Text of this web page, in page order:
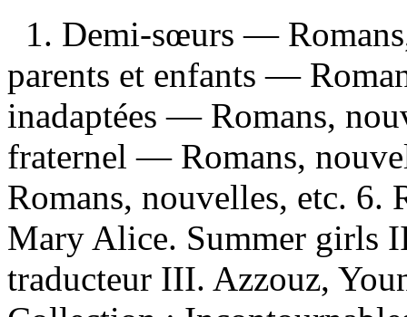
1. Demi-sœurs —
parents et enfants —
inadaptées — Romans,
fraternel — Romans,
Romans, nouvelles, etc.
Mary Alice. Summer girls
traducteur III. Azzouz,